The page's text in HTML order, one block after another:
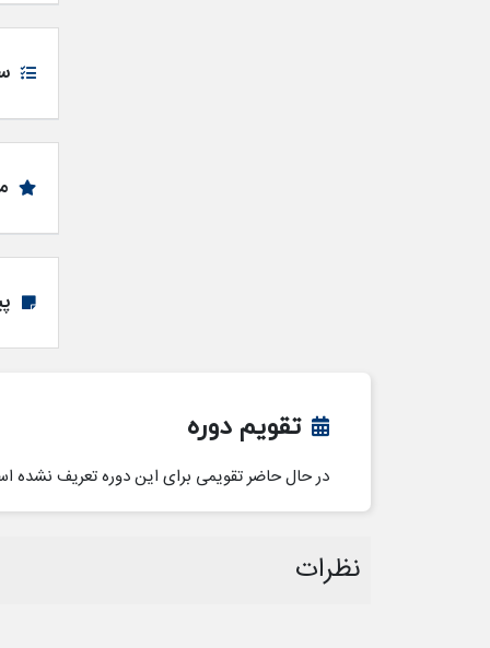
تقویم دوره
در حال حاضر تقویمی برای این دوره تعریف نشده
نظرات